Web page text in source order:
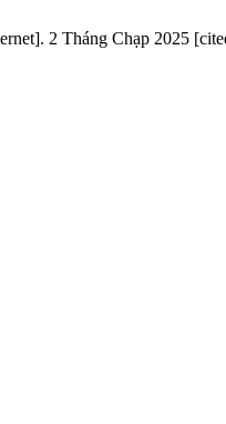
2 Tháng Chạp 2025